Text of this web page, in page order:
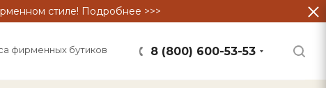
стиле! Подробнее >>>
8 (800) 600-53-53
фирменных бутиков